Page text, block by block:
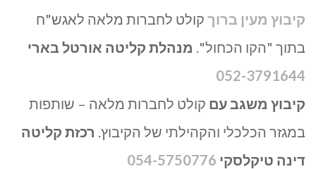
קיבוץ מעין ברוך קולט לחברות מלאה לאגש"ח
בתוך "הקו הכחול". מנהלת קליטה אורטל בארי
052-3791644
קיבוץ משגב עם קולט לחברות מלאה – שותפות
במגזר הכלכלי והקהילתי של הקיבוץ. רכזת קליטה
דינה טיקלסקי 054-5750776